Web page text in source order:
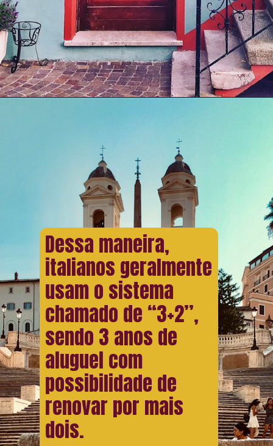
Dessa maneira,
italianos geralmente
usam o sistema
chamado de “3+2”,
sendo 3 anos de
aluguel com
possibilidade de
renovar por mais
dois.